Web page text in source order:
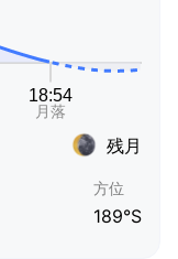
残月
方位
189°S